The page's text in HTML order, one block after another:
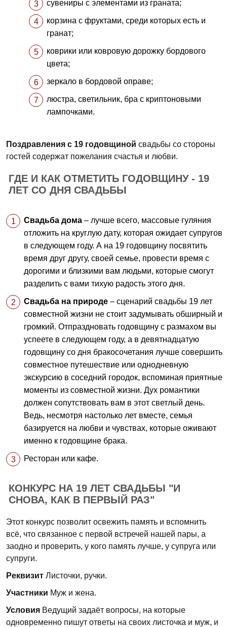
сувениры с элементами из граната;
корзина с фруктами, среди которых есть и
гранат;
коврики или ковровую дорожку бордового
цвета;
зеркало в бордовой оправе;
люстра, светильник, бра с криптоновыми
лампочками.
Поздравления с 19 годовщиной свадьбы со стороны
гостей содержат пожелания счастья и любви.
ГДЕ И КАК ОТМЕТИТЬ ГОДОВЩИНУ - 19
ЛЕТ СО ДНЯ СВАДЬБЫ
Свадьба дома – лучше всего, массовые гуляния
отложить на круглую дату, которая ожидает супругов
в следующем году. А на 19 годовщину посвятить
время друг другу, своей семье, провести время с
дорогими и близкими вам людьми, которые смогут
разделить с вами тихую радость этого дня.
Свадьба на природе – сценарий свадьбы 19 лет
совместной жизни не стоит задумывать обширный и
громкий. Отпраздновать годовщину с размахом вы
успеете в следующем году, а в девятнадцатую
годовщину со дня бракосочетания лучше совершить
совместное путешествие или однодневную
экскурсию в соседний городок, вспоминая приятные
моменты из совместной жизни. Дух романтики
должен сопутствовать вам в этот светлый день.
Ведь, несмотря настолько лет вместе, семья
базируется на любви и чувствах, которые оживают
именно к годовщине брака.
Ресторан или кафе.
КОНКУРС НА 19 ЛЕТ СВАДЬБЫ "И
СНОВА, КАК В ПЕРВЫЙ РАЗ"
Этот конкурс позволит освежить память и вспомнить
всё, что связанное с первой встречей нашей пары, а
заодно и проверить, у кого память лучше, у супруга или
супруги.
Реквизит Листочки, ручки.
Участники Муж и жена.
Условия Ведущий задаёт вопросы, на которые
одновременно пишут ответы на своих листочка и муж, и